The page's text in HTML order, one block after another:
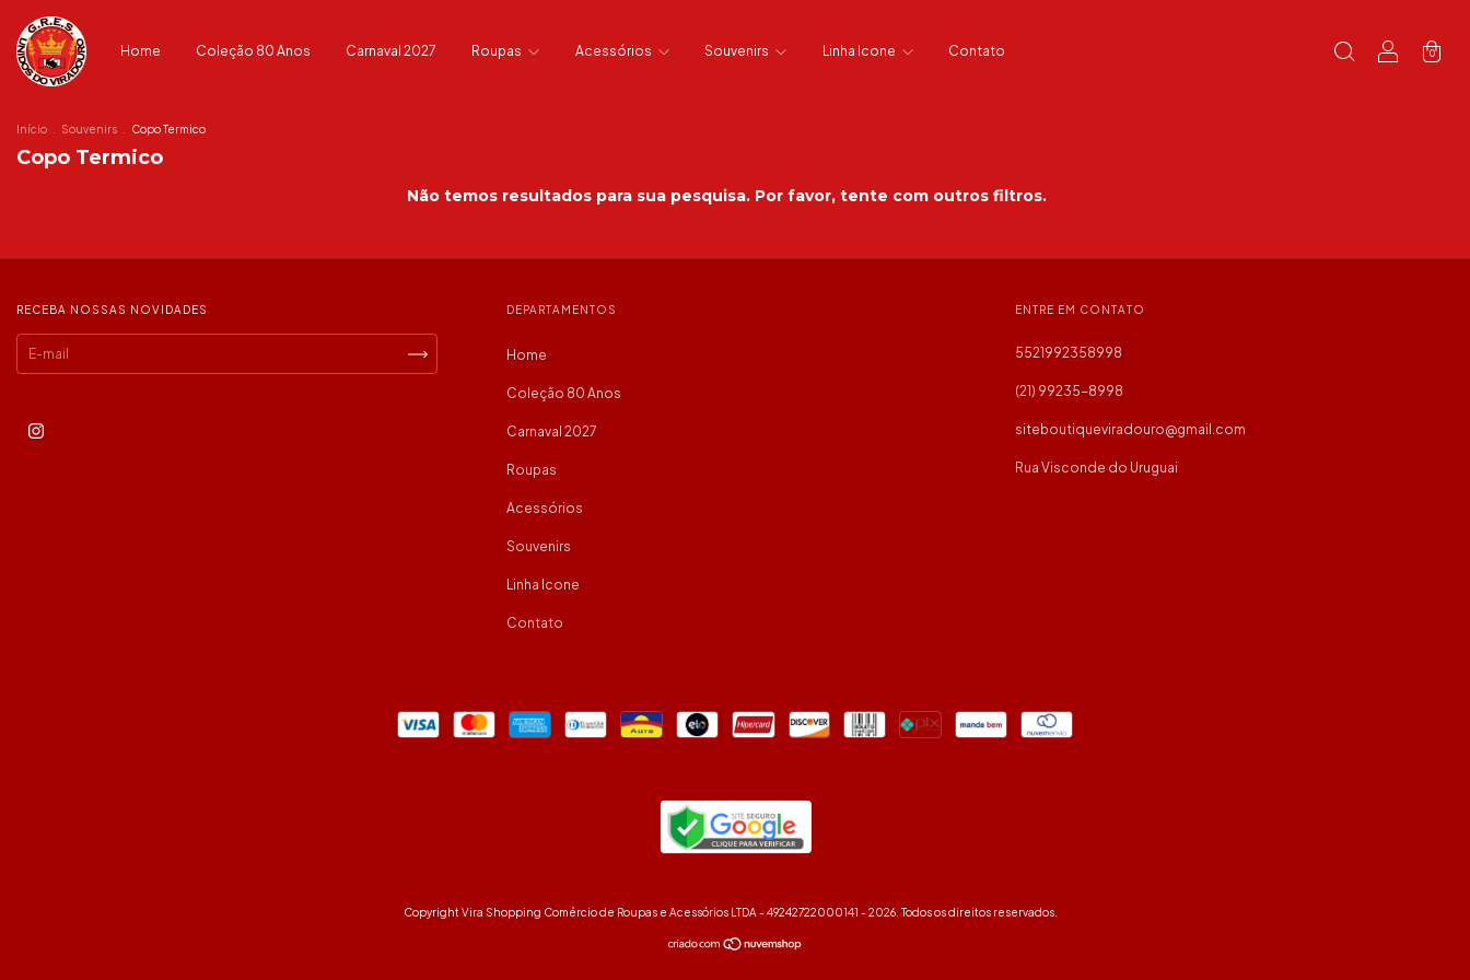
Home Coleção 80 Anos Carnaval 2027 Roupas Acessórios Souvenirs Linha Icone Contato 0
Início Souvenirs Copo Termico
Copo Termico
Não temos resultados para sua pesquisa. Por favor, tente com outros filtros.
RECEBA NOSSAS NOVIDADES DEPARTAMENTOS
Home
Coleção 80 Anos
Carnaval 2027
Roupas
Acessórios
Souvenirs
Linha Icone
Contato
ENTRE EM CONTATO
5521992358998
(21) 99235-8998
siteboutiqueviradouro@gmail.com
Rua Visconde do Uruguai
Copyright Vira Shopping Comércio de Roupas e Acessórios LTDA - 49242722000141 - 2026. Todos os direitos reservados.